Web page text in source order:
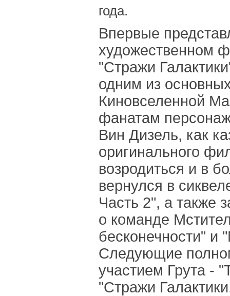
года.
Впервые
художественном
"Стражи
одним из
Киновселенной
фанатам
Вин Дизель, как
оригинального
возродиться и в
вернулся в
Часть 2", а также
о команде
бесконечности" и
Следующие
участием Грута -
"Стражи